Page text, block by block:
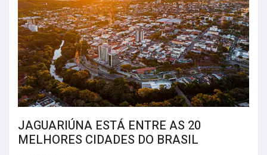
JAGUARIÚNA ESTÁ ENTRE AS 20
MELHORES CIDADES DO BRASIL